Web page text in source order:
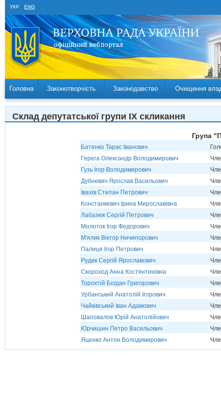
УКР ENG
Головна Законотворчість Законодавство Очищення
Склад депутатської групи IX скликання
Група
Батенко Тарас Іванович
Герега Олександр Володимирович
Гузь Ігор Володимирович
Дубневич Ярослав Васильович
Івахів Степан Петрович
Констанкевич Ірина Мирославівна
Лабазюк Сергій Петрович
Молоток Ігор Федорович
М'ялик Віктор Ничипорович
Палиця Ігор Петрович
Рудик Сергій Ярославович
Скороход Анна Костянтинівна
Торохтій Богдан Григорович
Урбанський Анатолій Ігорович
Чайківський Іван Адамович
Шаповалов Юрій Анатолійович
Юрчишин Петро Васильович
Яценко Антон Володимирович